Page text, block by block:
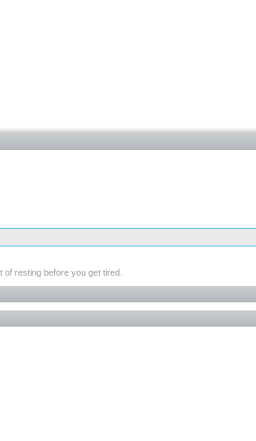
of resting before you get tired.